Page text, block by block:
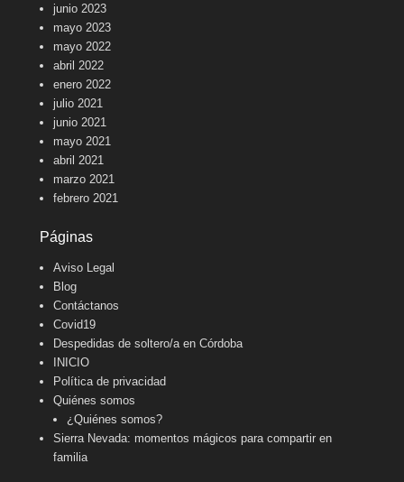
junio 2023
mayo 2023
mayo 2022
abril 2022
enero 2022
julio 2021
junio 2021
mayo 2021
abril 2021
marzo 2021
febrero 2021
Páginas
Aviso Legal
Blog
Contáctanos
Covid19
Despedidas de soltero/a en Córdoba
INICIO
Política de privacidad
Quiénes somos
¿Quiénes somos?
Sierra Nevada: momentos mágicos para compartir en
familia